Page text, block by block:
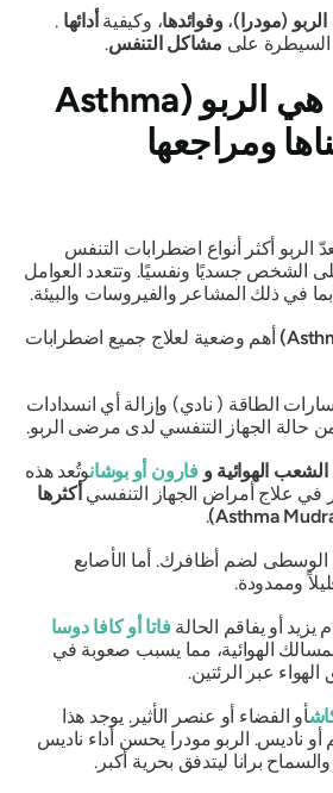
(مودرا)،وفوائدها، وكيفيةأدائها.
على مشاكل التنفس.
هي
الربو (Asthma
ومراجعها
أكثر أنواع اضطرابات التنفس
الشخص جسديًا ونفسيًا. وتتعدد العوامل
في ذلك المشاعر والفيروسات والبيئة.
أهموضعيةلعلاج جميع اضطرابات
الطاقة ( نادي)وإزالة أي انسدادات
حالة الجهاز التنفسي لدى مرضى الربو.
الهوائية وفارونأوبوشانوتُعد هذه
في علاج أمراض الجهاز التنفسي أكثرها
.
لضم أظافرك. أما الأصابع
وممدودة.
أو يفاقم الحالةفاتاأوكافا دوسا
الهوائية، مما يسبب صعوبة في
عبر الرئتين.
أو الفضاء أو عنصر الأثير. يوجد هذا
ناديس. الربو مودرايحسن أداءناديس
براناليتدفق بحرية أكبر.